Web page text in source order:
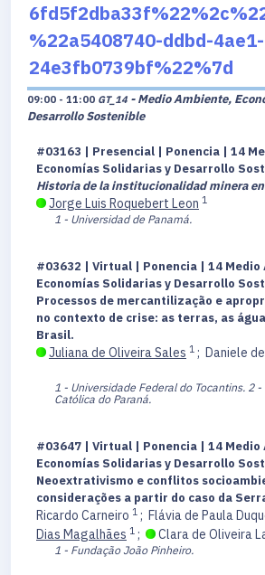
%22a5408740-ddbd-
24e3fb0739bf%22%7d
09:00 - 11:00 GT_14 - Medio Ambiente,
Desarrollo Sostenible
#03163 | Presencial | Ponencia | 14
Economías Solidarias y Desarrollo
Historia de la institucionalidad minera
Jorge Luis Roquebert Leon 1
1 - Universidad de Panamá.
#03632 | Virtual | Ponencia | 14 Medio
Economías Solidarias y Desarrollo
Processos de mercantilização e
no contexto de crise: as terras, as
Brasil.
Juliana de Oliveira Sales 1 ; Daniele
1 - Universidade Federal do Tocantins. 2 -
Católica do Paraná.
#03647 | Virtual | Ponencia | 14 Medio
Economías Solidarias y Desarrollo
Neoextrativismo e conflitos
considerações a partir do caso da
Ricardo Carneiro 1 ; Flávia de Paula
Dias Magalhães 1 ; Clara de Oliveira
1 - Fundação João Pinheiro.